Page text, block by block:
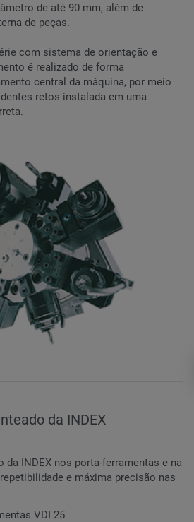
de até 90 mm, além de
de peças.
com sistema de orientação e
é realizado de forma
central da máquina, por meio
retos instalada em uma
da INDEX
da INDEX nos porta-ferramentas e na
e máxima precisão nas
VDI 25